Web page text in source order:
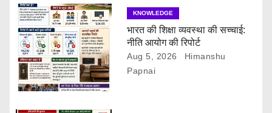
g
a
t
KNOWLEDGE
भारत की शिक्षा व्यवस्था की सच्चाई:
नीति आयोग की रिपोर्ट
Aug 5, 2026
Himanshu
Papnai